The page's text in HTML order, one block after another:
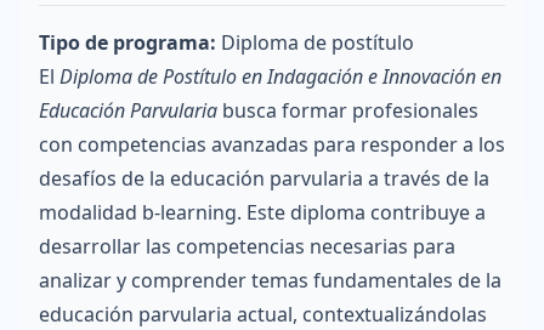
Tipo de programa: Diploma de postítulo
El Diploma de Postítulo en Indagación e Innovación en
Educación Parvularia busca formar profesionales
con competencias avanzadas para responder a los
desafíos de la educación parvularia a través de la
modalidad b-learning. Este diploma contribuye a
desarrollar las competencias necesarias para
analizar y comprender temas fundamentales de la
educación parvularia actual, contextualizándolas